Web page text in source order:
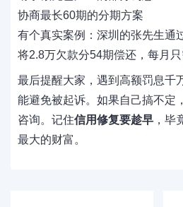
协商最长60期的分期方案
有个真实案例：深圳的张先生通
将2.8万欠款分54期偿还，每月只
最后提醒大家，遇到高额罚息千
能避免被起诉。如果自己搞不定
咨询。记住信用修复要趁早 ，毕
最大的财富。